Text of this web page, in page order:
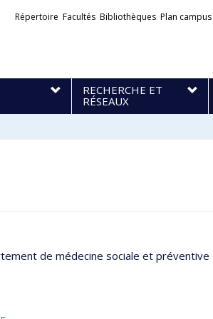
Liens
Répertoire Facultés Bibliothèques Plan campus
RECHERCHE ET
RÉSEAUX
de médecine sociale et préventive